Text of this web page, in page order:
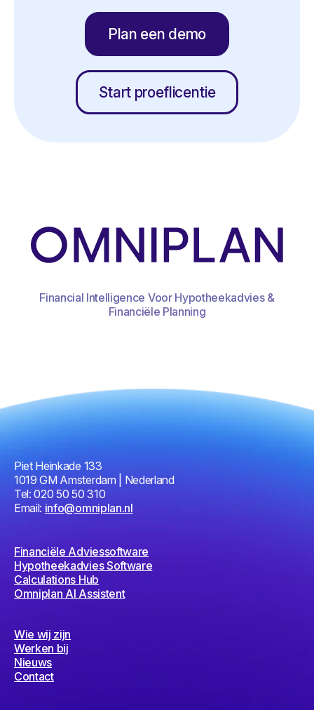
Plan een demo
Start proeflicentie
Financial Intelligence Voor Hypotheekadvies &
Financiële Planning
Piet Heinkade 133
1019 GM Amsterdam | Nederland
Tel: 020 50 50 310
Email: info@omniplan.nl
Financiële Adviessoftware
Hypotheekadvies Software
Calculations Hub
Omniplan AI Assistent
Wie wij zijn
Werken bij
Nieuws
Contact